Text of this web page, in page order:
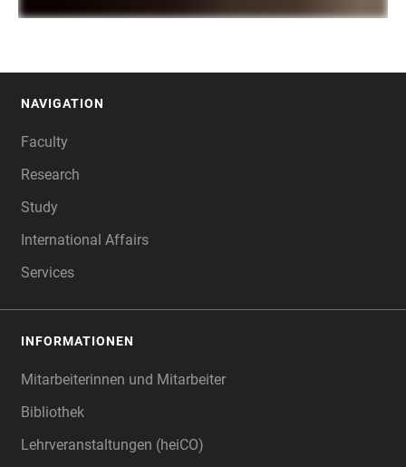
NAVIGATION
Faculty
Research
Study
International Affairs
Services
INFORMATIONEN
Mitarbeiterinnen und Mitarbeiter
Bibliothek
Lehrveranstaltungen (heiCO)